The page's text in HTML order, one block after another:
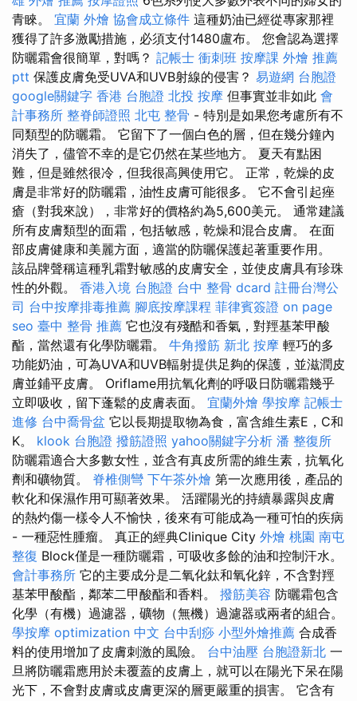
青睞。 宜蘭 外燴 協會成立條件 這種奶油已經從專家那裡
獲得了許多激勵措施，必須支付1480盧布。 您會認為選擇
防曬霜會很簡單，對嗎？ 記帳士 衝刺班 按摩課 外燴 推薦
ptt 保護皮膚免受UVA和UVB射線的侵害？ 易遊網 台胞證
google關鍵字 香港 台胞證 北投 按摩 但事實並非如此 會
計事務所 整脊師證照 北屯 整骨 - 特別是如果您考慮所有不
同類型的防曬霜。 它留下了一個白色的層，但在幾分鐘內
消失了，儘管不幸的是它仍然在某些地方。 夏天有點困
難，但是雖然很冷，但我很高興使用它。 正常，乾燥的皮
膚是非常好的防曬霜，油性皮膚可能很多。 它不會引起痤
瘡（對我來說），非常好的價格約為5,600美元。 通常建議
所有皮膚類型的面霜，包括敏感，乾燥和混合皮膚。 在面
部皮膚健康和美麗方面，適當的防曬保護起著重要作用。
該品牌聲稱這種乳霜對敏感的皮膚安全，並使皮膚具有珍珠
性的外觀。 香港入境 台胞證 台中 整骨 dcard 註冊台灣公
司 台中按摩排毒推薦 腳底按摩課程 菲律賓簽證 on page
seo 臺中 整骨 推薦 它也沒有殘酷和香氣，對羥基苯甲酸
酯，當然還有化學防曬霜。 牛角撥筋 新北 按摩 輕巧的多
功能奶油，可為UVA和UVB輻射提供足夠的保護，並滋潤皮
膚並鋪平皮膚。 Oriflame用抗氧化劑的呼吸日防曬霜幾乎
立即吸收，留下蓬鬆的皮膚表面。 宜蘭外燴 學按摩 記帳士
進修 台中喬骨盆 它以長期提取物為食，富含維生素E，C和
K。 klook 台胞證 撥筋證照 yahoo關鍵字分析 潘 整復所
防曬霜適合大多數女性，並含有真皮所需的維生素，抗氧化
劑和礦物質。 脊椎側彎 下午茶外燴 第一次應用後，產品的
軟化和保濕作用可顯著效果。 活躍陽光的持續暴露與皮膚
的熱灼傷一樣令人不愉快，後來有可能成為一種可怕的疾病
- 一種惡性腫瘤。 真正的經典Clinique City 外燴 桃園 南屯
整復 Block僅是一種防曬霜，可吸收多餘的油和控制汗水。
會計事務所 它的主要成分是二氧化鈦和氧化鋅，不含對羥
基苯甲酸酯，鄰苯二甲酸酯和香料。 撥筋美容 防曬霜包含
化學（有機）過濾器，礦物（無機）過濾器或兩者的組合。
學按摩 optimization 中文 台中刮痧 小型外燴推薦 合成香
料的使用增加了皮膚刺激的風險。 台中油壓 台胞證新北 一
旦將防曬霜應用於未覆蓋的皮膚上，就可以在陽光下呆在陽
光下，不會對皮膚或皮膚更深的層更嚴重的損害。 它含有